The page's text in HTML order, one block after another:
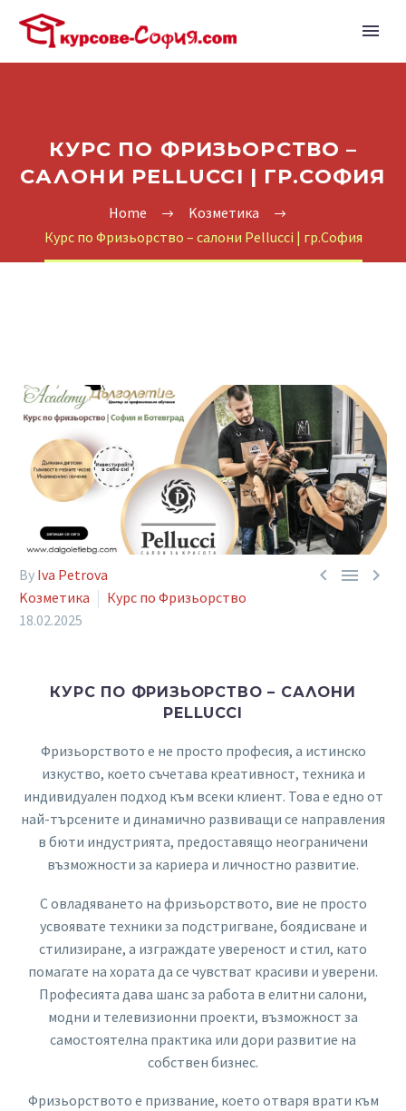
КУРС ПО ФРИЗЬОРСТВО –
САЛОНИ PELLUCCI | ГР.СОФИЯ
Home
Kозметика
Курс по Фризьорство – салони Pellucci | гр.София
  
By Iva Petrova
Kозметика
Курс по Фризьорство
18.02.2025
КУРС ПО ФРИЗЬОРСТВО – САЛОНИ
PELLUCCI
Фризьорството е не просто професия, а истинско
изкуство, което съчетава креативност, техника и
индивидуален подход към всеки клиент. Това е едно от
най-търсените и динамично развиващи се направления
в бюти индустрията, предоставящо неограничени
възможности за кариера и личностно развитие.
С овладяването на фризьорството, вие не просто
усвоявате техники за подстригване, боядисване и
стилизиране, а изграждате увереност и стил, като
помагате на хората да се чувстват красиви и уверени.
Професията дава шанс за работа в елитни салони,
модни и телевизионни проекти, възможност за
самостоятелна практика или дори развитие на
собствен бизнес.
Фризьорството е призвание, което отваря врати към